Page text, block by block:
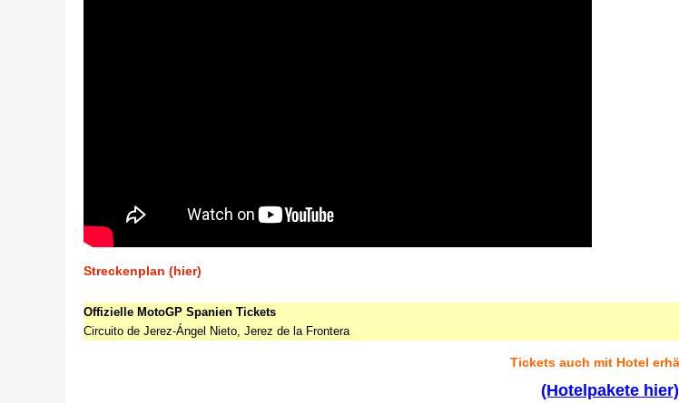
Streckenplan (hier)
Offizielle MotoGP Spanien Tickets
Circuito de Jerez-Ángel Nieto, Jerez de la Frontera
Tickets auch mit Hotel
(Hotelpakete hier)